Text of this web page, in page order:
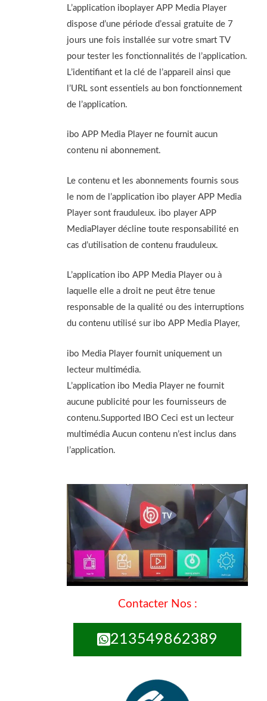
L’application iboplayer APP Media Player
dispose d’une période d’essai gratuite de 7
jours une fois installée sur votre smart TV
pour tester les fonctionnalités de l’application.
L’identifiant et la clé de l’appareil ainsi que
l’URL sont essentiels au bon fonctionnement
de l’application.
ibo APP Media Player ne fournit aucun
contenu ni abonnement.
Le contenu et les abonnements fournis sous
le nom de l’application ibo player APP Media
Player sont frauduleux. ibo player APP
MediaPlayer décline toute responsabilité en
cas d’utilisation de contenu frauduleux.
L’application ibo APP Media Player ou à
laquelle elle a droit ne peut être tenue
responsable de la qualité ou des interruptions
du contenu utilisé sur ibo APP Media Player,
ibo Media Player fournit uniquement un
lecteur multimédia.
L’application ibo Media Player ne fournit
aucune publicité pour les fournisseurs de
contenu.Supported IBO Ceci est un lecteur
multimédia Aucun contenu n’est inclus dans
l’application.
Contacter Nos :
213549862389